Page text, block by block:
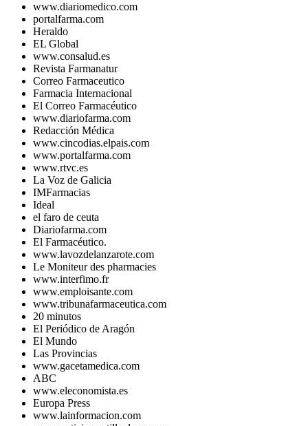
www.diariomedico.com
portalfarma.com
Heraldo
EL Global
www.consalud.es
Revista Farmanatur
Correo Farmaceutico
Farmacia Internacional
El Correo Farmacéutico
www.diariofarma.com
Redacción Médica
www.cincodias.elpais.com
www.portalfarma.com
www.rtvc.es
La Voz de Galicia
IMFarmacias
Ideal
el faro de ceuta
Diariofarma.com
El Farmacéutico.
www.lavozdelanzarote.com
Le Moniteur des pharmacies
www.interfimo.fr
www.emploisante.com
www.tribunafarmaceutica.com
20 minutos
El Periódico de Aragón
El Mundo
Las Provincias
www.gacetamedica.com
ABC
www.eleconomista.es
Europa Press
www.lainformacion.com